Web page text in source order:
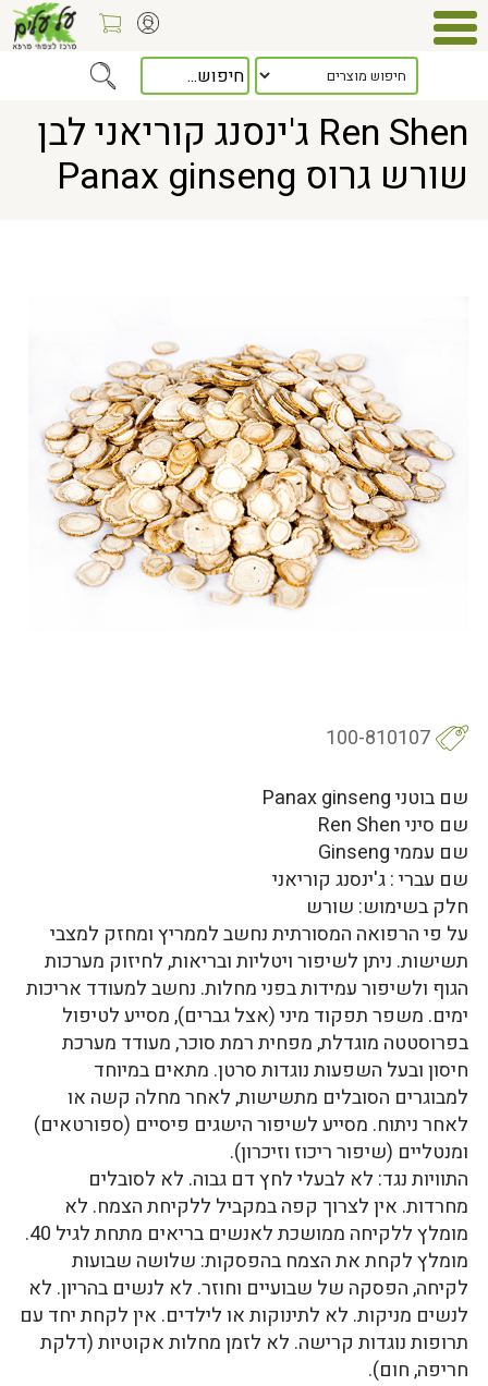
Home> Ren Shen ג'ינסנג קוריאני לבן שורש גרוס Panax ginseng
Ren Shen ג'ינסנג קוריאני לבן
שורש גרוס Panax ginseng
100-810107
שם בוטני Panax ginseng
שם סיני Ren Shen
שם עממי Ginseng
שם עברי : ג'ינסנג קוריאני
חלק בשימוש: שורש
על פי הרפואה המסורתית נחשב לממריץ ומחזק למצבי
תשישות. ניתן לשיפור ויטליות ובריאות, לחיזוק מערכות
הגוף ולשיפור עמידות בפני מחלות. נחשב למעודד אריכות
ימים. משפר תפקוד מיני (אצל גברים), מסייע לטיפול
בפרוסטטה מוגדלת, מפחית רמת סוכר, מעודד מערכת
חיסון ובעל השפעות נוגדות סרטן. מתאים במיוחד
למבוגרים הסובלים מתשישות, לאחר מחלה קשה או
לאחר ניתוח. מסייע לשיפור הישגים פיסיים (ספורטאים)
ומנטליים (שיפור ריכוז וזיכרון).
התוויות נגד: לא לבעלי לחץ דם גבוה. לא לסובלים
מחרדות. אין לצרוך קפה במקביל ללקיחת הצמח. לא
מומלץ ללקיחה ממושכת לאנשים בריאים מתחת לגיל 40.
מומלץ לקחת את הצמח בהפסקות: שלושה שבועות
לקיחה, הפסקה של שבועיים וחוזר. לא לנשים בהריון. לא
לנשים מניקות. לא לתינוקות או לילדים. אין לקחת יחד עם
תרופות נוגדות קרישה. לא לזמן מחלות אקוטיות (דלקת
חריפה, חום).